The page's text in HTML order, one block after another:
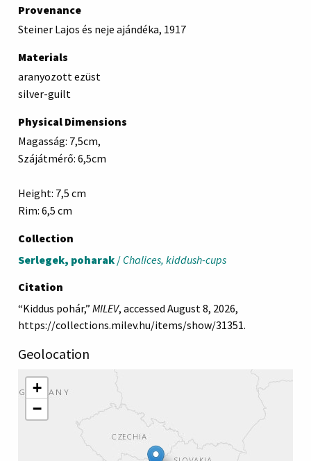
Provenance
Steiner Lajos és neje ajándéka, 1917
Materials
aranyozott ezüst
silver-guilt
Physical Dimensions
Magasság: 7,5cm,
Szájátmérő: 6,5cm
Height: 7,5 cm
Rim: 6,5 cm
Collection
Serlegek, poharak / Chalices, kiddush-cups
Citation
“Kiddus pohár,” MILEV, accessed August 8, 2026,
https://collections.milev.hu/items/show/31351.
Geolocation
+
−